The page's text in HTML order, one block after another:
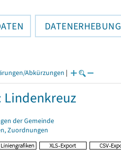
DATENERHEBUNG
Abkürzungen |
Lindenkreuz
der Gemeinde
Zuordnungen